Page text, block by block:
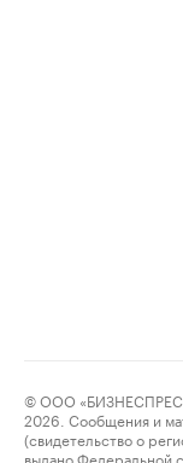
© ООО
2026. Сообщения и
(свидетельство о
выдано Федеральной